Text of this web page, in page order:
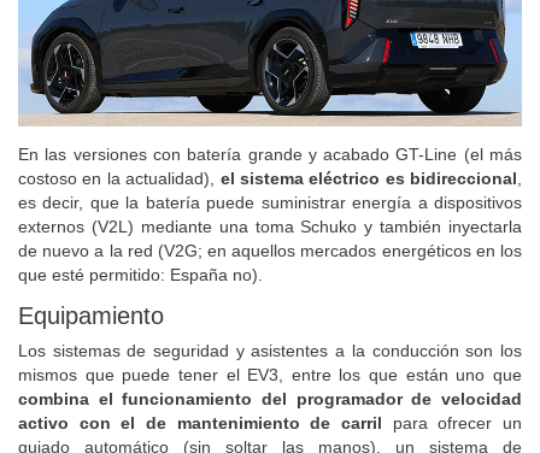
En las versiones con batería grande y acabado GT-Line (el más
costoso en la actualidad),el sistema eléctrico es bidireccional,
es decir, que la batería puede suministrar energía a dispositivos
externos (V2L) mediante una toma Schuko y también inyectarla
de nuevo a la red (V2G; en aquellos mercados energéticos en los
Equipamiento
Los sistemas de seguridad y asistentes a la conducción son los
mismos que puede tener el EV3, entre los que están uno que
combina el funcionamiento del programador de velocidad
activo con el de mantenimiento de carril
para ofrecer un